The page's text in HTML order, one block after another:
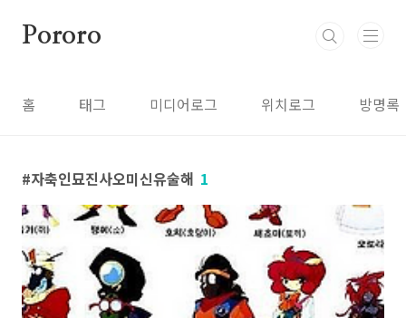
Pororo
홈 태그 미디어로그 위치로그 방명록
자축인묘진사오미신유술해 1